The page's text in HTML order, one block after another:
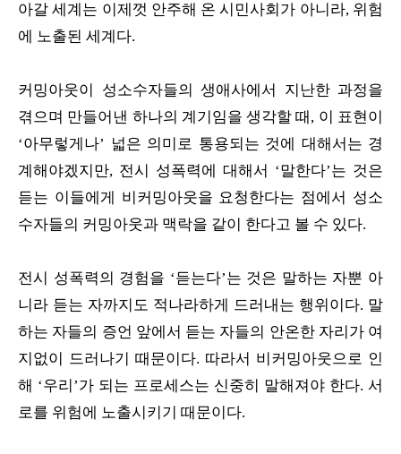
아갈 세계는 이제껏 안주해 온 시민사회가 아니라, 위험
에 노출된 세계다.
커밍아웃이 성소수자들의 생애사에서 지난한 과정을
겪으며 만들어낸 하나의 계기임을 생각할 때, 이 표현이
‘아무렇게나’ 넓은 의미로 통용되는 것에 대해서는 경
계해야겠지만, 전시 성폭력에 대해서 ‘말한다’는 것은
듣는 이들에게 비커밍아웃을 요청한다는 점에서 성소
수자들의 커밍아웃과 맥락을 같이 한다고 볼 수 있다.
전시 성폭력의 경험을 ‘듣는다’는 것은 말하는 자뿐 아
니라 듣는 자까지도 적나라하게 드러내는 행위이다. 말
하는 자들의 증언 앞에서 듣는 자들의 안온한 자리가 여
지없이 드러나기 때문이다. 따라서 비커밍아웃으로 인
해 ‘우리’가 되는 프로세스는 신중히 말해져야 한다. 서
로를 위험에 노출시키기 때문이다.